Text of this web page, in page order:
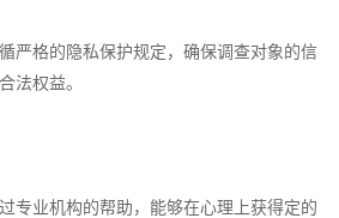
严格的隐私保护规定，确保调查对象的信
法权益。
专业机构的帮助，能够在心理上获得定的